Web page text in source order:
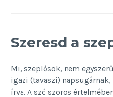
Szeresd a
Mi, szeplősök, nem
igazi (tavaszi) napsugárnak,
írva. A szó szoros